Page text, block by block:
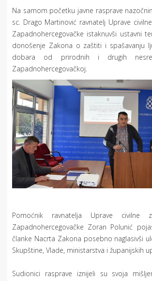
Na samom početku javne rasprave
sc. Drago Martinović ravnatelj Uprave
Zapadnohercegovačke istaknuvši ustavni
donošenje Zakona o zaštiti i spašavanju
dobara od prirodnih i drugih
Zapadnohercegovačkoj.
Pomoćnik ravnatelja Uprave civilne
Zapadnohercegovačke Zoran Polunić
članke Nacrta Zakona posebno naglasivši
Skupštine, Vlade, ministarstva i županijskih
Sudionici rasprave iznijeli su svoja